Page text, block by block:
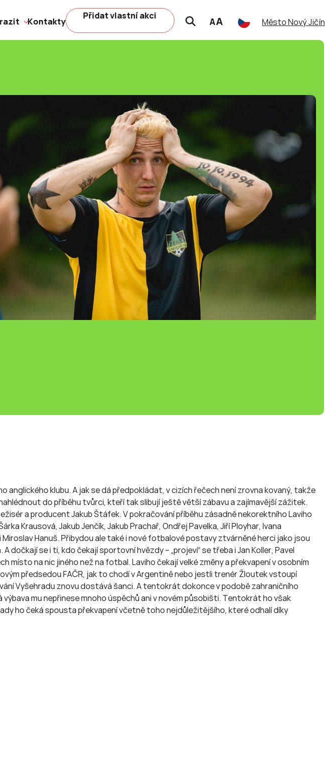
Kontakty
Přidat vlastní akci
AA Město Nový Jičín
klubu. A jak se dá předpokládat, v cizích řečech není zrovna kovaný, takže
do příběhu tvůrci, kteří tak slibují ještě větší zábavu a zajímavější zážitek.
a producent Jakub Štáfek. V pokračování příběhu zásadně nekorektního Laviho
Krausová, Jakub Jenčík, Jakub Prachař, Ondřej Pavelka, Jiří Ployhar, Ivana
Hanuš. Přibydou ale také i nové fotbalové postavy ztvárněné herci jako jsou
dočkají se i ti, kdo čekají sportovní hvězdy – „projeví“ se třeba i Jan Koller, Pavel
místo na nic jiného než na fotbal. Laviho čekají velké změny a překvapení v osobním
předsedou FAČR, jak to chodí v Argentině nebo jestli trenér Žloutek vstoupí
Vyšehradu znovu dostává šanci. A tentokrát dokonce v podobě zahraničního
mu nepřinese mnoho úspěchů ani v novém působišti. Tentokrát ho však
ho čeká spousta překvapení včetně toho nejdůležitějšího, které odhalí díky